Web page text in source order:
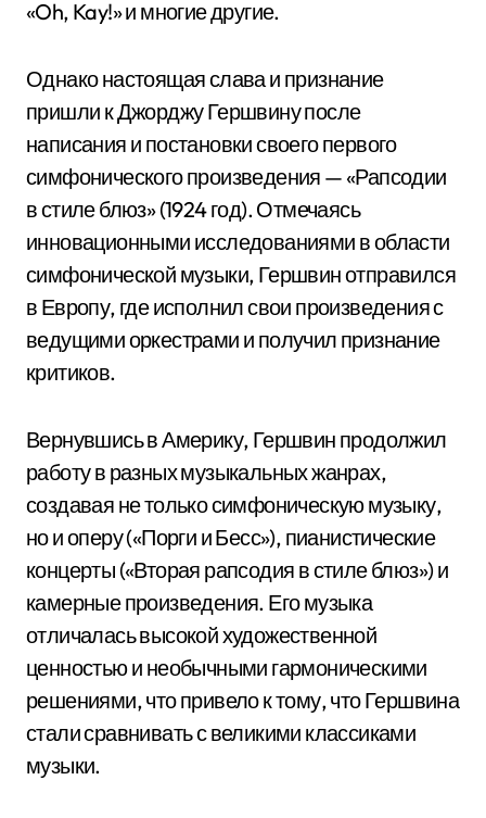
«Oh, Kay!» и многие другие.
Однако настоящая слава и признание
пришли к Джорджу Гершвину после
написания и постановки своего первого
симфонического произведения — «Рапсодии
в стиле блюз» (1924 год). Отмечаясь
инновационными исследованиями в области
симфонической музыки, Гершвин отправился
в Европу, где исполнил свои произведения с
ведущими оркестрами и получил признание
критиков.
Вернувшись в Америку, Гершвин продолжил
работу в разных музыкальных жанрах,
создавая не только симфоническую музыку,
но и оперу («Порги и Бесс»), пианистические
концерты («Вторая рапсодия в стиле блюз») и
камерные произведения. Его музыка
отличалась высокой художественной
ценностью и необычными гармоническими
решениями, что привело к тому, что Гершвина
стали сравнивать с великими классиками
музыки.